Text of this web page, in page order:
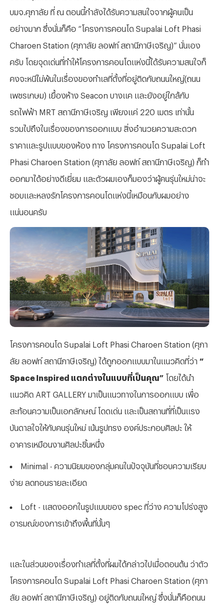
บมจ.ศุภาลัย ที่ ณ ตอนนี้กำลังได้รับความสนใจจากผู้คนเป็น
อย่างมาก ซึ่งนั่นก็คือ “โครงการคอนโด Supalai Loft Phasi
Charoen Station (ศุภาลัย ลอฟท์ สถานีภาษีเจริญ)” นั่นเอง
ครับ โดยจุดเด่นที่ทำให้โครงการคอนโดแห่งนี้ได้รับความสนใจก็
คงจะหนีไม่พ้นในเรื่องของทำเลที่ตั้งที่อยู่ติดกับถนนใหญ่(ถนน
เพชรเกษม) เยื้องห้าง Seacon บางแค และยังอยู่ใกล้กับ
รถไฟฟ้า MRT สถานีภาษีเจริญ เพียงแค่ 220 เมตร เท่านั้น
รวมไปถึงในเรื่องของการออกแบบ สิ่งอำนวยความสะดวก
ราคาและรูปแบบของห้อง ทาง โครงการคอนโด Supalai Loft
Phasi Charoen Station (ศุภาลัย ลอฟท์ สถานีภาษีเจริญ) ก็ทำ
ออกมาได้อย่างดีเยี่ยม และตัวผมเองก็มองว่าผู้คนรุ่นใหม่น่าจะ
ชอบและหลงรักโครงการคอนโดแห่งนี้เหมือนกับผมอย่าง
แน่นอนครับ
โครงการคอนโด Supalai Loft Phasi Charoen Station (ศุภา
ลัย ลอฟท์ สถานีภาษีเจริญ) ได้ถูกออกแบบมาในแนวคิดที่ว่า “
Space Inspired แตกต่างในแบบที่เป็นคุณ” โดยได้นำ
แนวคิด ART GALLERY มาเป็นแนวทางในการออกแบบ เพื่อ
สะท้อนความเป็นเอกลักษณ์ โดดเด่น และเป็นสถานที่ที่เป็นแรง
บันดาลใจให้กับคนรุ่นใหม่ เน้นรูปทรง องค์ประกอบศิลปะ ให้
อาคารเหมือนงานศิลปะชิ้นหนึ่ง
Minimal - ความนิยมของกลุ่มคนในปัจจุบันที่ชอบความเรียบ
ง่าย ลดทอนรายละเอียด
Loft - แสดงออกในรูปแบบของ spec ที่ว่าง ความโปร่งสูง
อารมณ์ของการเข้าถึงพื้นที่นั้นๆ
และในส่วนของเรื่องทำเลที่ตั้งที่ผมได้กล่าวไปเมื่อตอนต้น ว่าตัว
โครงการคอนโด Supalai Loft Phasi Charoen Station (ศุภา
ลัย ลอฟท์ สถานีภาษีเจริญ) อยู่ติดกับถนนใหญ่ ซึ่งนั่นก็คือถนน